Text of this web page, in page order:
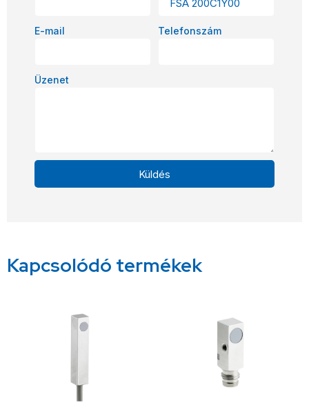
E-mail Telefonszám
Üzenet
Küldés
Kapcsolódó termékek